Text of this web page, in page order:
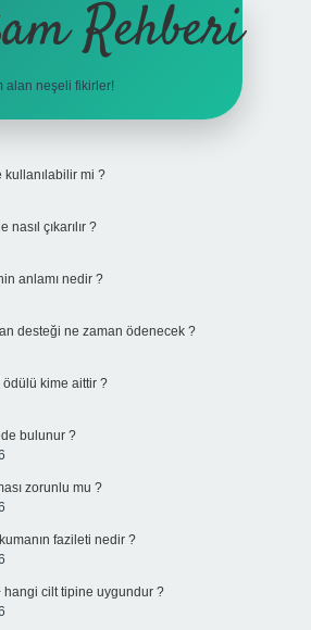
Rehberi
alan neşeli fikirler!
kullanılabilir mi ?
nasıl çıkarılır ?
anlamı nedir ?
desteği ne zaman ödenecek ?
ödülü kime aittir ?
bulunur ?
zorunlu mu ?
fazileti nedir ?
hangi cilt tipine uygundur ?